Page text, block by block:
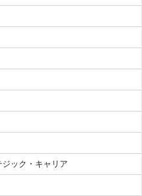
ック・キャリア